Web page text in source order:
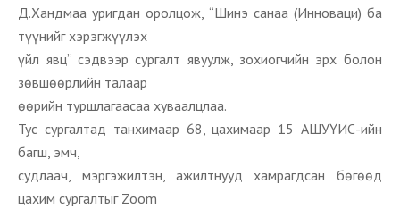
Д.Хандмаа уригдан оролцож, “Шинэ санаа (Инноваци) ба
түүнийг хэрэгжүүлэх
үйл явц” сэдвээр сургалт явуулж, зохиогчийн эрх болон
зөвшөөрлийн талаар
өөрийн туршлагаасаа хуваалцлаа.
Тус сургалтад танхимаар 68, цахимаар 15 АШУҮИС-ийн
багш, эмч,
судлаач, мэргэжилтэн, ажилтнууд хамрагдсан бөгөөд
цахим сургалтыг Zoom